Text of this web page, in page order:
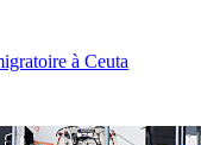
à Ceuta